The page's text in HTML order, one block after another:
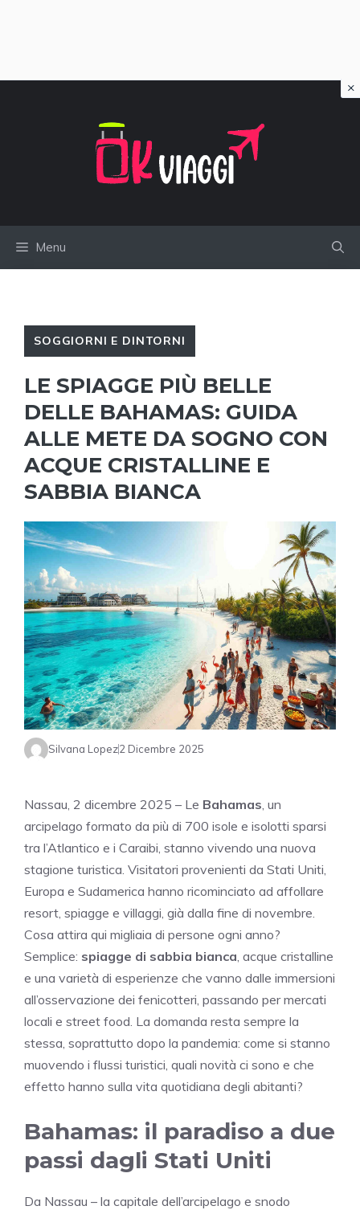
Menu
SOGGIORNI E DINTORNI
LE SPIAGGE PIÙ BELLE
DELLE BAHAMAS: GUIDA
ALLE METE DA SOGNO CON
ACQUE CRISTALLINE E
SABBIA BIANCA
Silvana Lopez2 Dicembre 2025
Nassau, 2 dicembre 2025 – Le Bahamas , un
arcipelago formato da più di 700 isole e isolotti sparsi
tra l’Atlantico e i Caraibi, stanno vivendo una nuova
stagione turistica. Visitatori provenienti da Stati Uniti,
Europa e Sudamerica hanno ricominciato ad affollare
resort, spiagge e villaggi, già dalla fine di novembre.
Cosa attira qui migliaia di persone ogni anno?
Semplice: spiagge di sabbia bianca , acque cristalline
e una varietà di esperienze che vanno dalle immersioni
all’osservazione dei fenicotteri, passando per mercati
locali e street food. La domanda resta sempre la
stessa, soprattutto dopo la pandemia: come si stanno
muovendo i flussi turistici, quali novità ci sono e che
effetto hanno sulla vita quotidiana degli abitanti?
Bahamas: il paradiso a due
passi dagli Stati Uniti
Da Nassau – la capitale dell’arcipelago e snodo
×